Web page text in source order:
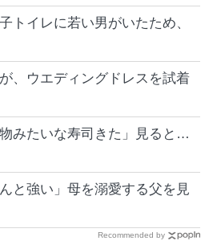
トイレに若い男がいたため、
、ウエディングドレスを試着
みたいな寿司きた」見ると…
と強い」母を溺愛する父を見
Recommended by